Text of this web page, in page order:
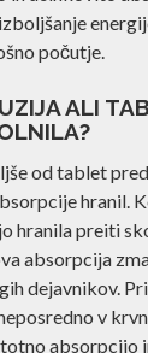
vstopijo
učinkovito
počutje.
ALI
od tablet
hranil.
hranila preiti
absorpcija
dejavnikov. Pri
v